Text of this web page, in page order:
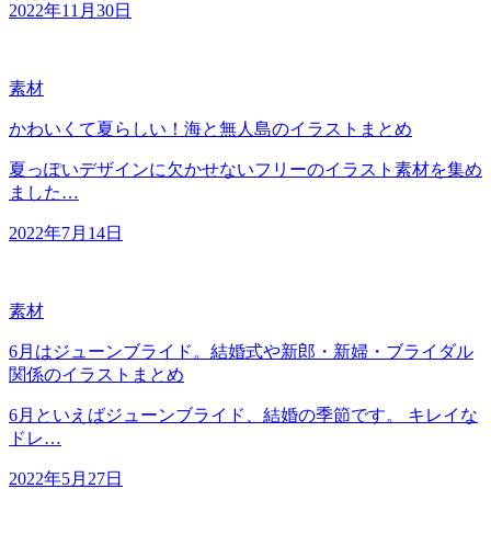
2022年11月30日
素材
かわいくて夏らしい！海と無人島のイラストまとめ
夏っぽいデザインに欠かせないフリーのイラスト素材を集め
ました…
2022年7月14日
素材
6月はジューンブライド。結婚式や新郎・新婦・ブライダル
関係のイラストまとめ
6月といえばジューンブライド、結婚の季節です。 キレイな
ドレ…
2022年5月27日